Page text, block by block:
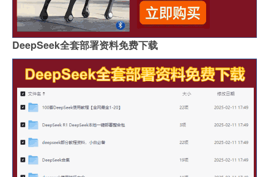
DeepSeek全套部署资料免费下载